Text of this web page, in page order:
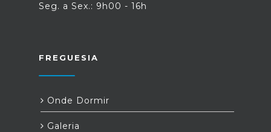
Seg. a Sex.: 9h00 - 16h
FREGUESIA
Onde Dormir
Galeria